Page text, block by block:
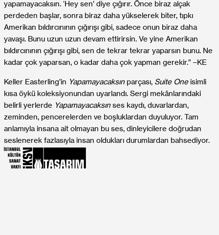
yapamayacaksın. ‘Hey sen’ diye çığırır. Önce biraz alçak
perdeden başlar, sonra biraz daha yükselerek biter, tıpkı
Amerikan bıldırcınının çığırışı gibi, sadece onun biraz daha
yavaşı. Bunu uzun uzun devam ettirirsin. Ve yine Amerikan
bıldırcınının çığırışı gibi, sen de tekrar tekrar yaparsın bunu. Ne
kadar çok yaparsan, o kadar daha çok yapman gerekir.” –KE
Keller Easterling’in Yapamayacaksınparçası, Suite Oneisimli
kısa öykü koleksiyonundan uyarlandı. Sergi mekânlarındaki
belirli yerlerde Yapamayacaksınses kaydı, duvarlardan,
zeminden, pencerelerden ve boşluklardan duyuluyor. Tam
anlamıyla insana ait olmayan bu ses, dinleyicilere doğrudan
seslenerek fazlasıyla insan oldukları durumlardan bahsediyor.